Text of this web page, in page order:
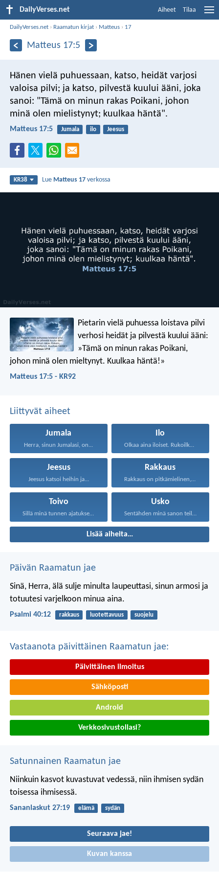
DailyVerses.net Aiheet Tilaa
DailyVerses.net › Raamatun kirjat › Matteus › 17
Matteus 17:5
Hänen vielä puhuessaan, katso, heidät varjosi
valoisa pilvi; ja katso, pilvestä kuului ääni, joka
sanoi: "Tämä on minun rakas Poikani, johon
minä olen mielistynyt; kuulkaa häntä".
Matteus 17:5 Jumala ilo Jeesus
KR38 Lue Matteus 17 verkossa
Pietarin vielä puhuessa loistava pilvi
verhosi heidät ja pilvestä kuului ääni:
»Tämä on minun rakas Poikani,
johon minä olen mieltynyt. Kuulkaa häntä!»
Matteus 17:5 - KR92
Liittyvät aiheet
Jumala
Herra, sinun Jumalasi, on...
Ilo
Olkaa aina iloiset. Rukoilkaa...
Jeesus
Jeesus katsoi heihin ja...
Rakkaus
Rakkaus on pitkämielinen, rakkaus...
Toivo
Sillä minä tunnen ajatukseni...
Usko
Sentähden minä sanon teille...
Lisää aiheita…
Päivän Raamatun jae
Sinä, Herra, älä sulje minulta laupeuttasi, sinun armosi ja
totuutesi varjelkoon minua aina.
Psalmi 40:12 rakkaus luotettavuus suojelu
Vastaanota päivittäinen Raamatun jae:
Päivittäinen ilmoitus
Sähköposti
Android
Verkkosivustollasi?
Satunnainen Raamatun jae
Niinkuin kasvot kuvastuvat vedessä, niin ihmisen sydän
toisessa ihmisessä.
Sananlaskut 27:19 elämä sydän
Seuraava jae!
Kuvan kanssa